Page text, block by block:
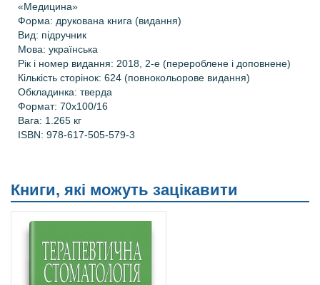
«Медицина»
Форма: друкована книга (видання)
Вид: підручник
Мова: українська
Рік і номер видання: 2018, 2-е (перероблене і доповнене)
Кількість сторінок: 624 (повнокольорове видання)
Обкладинка: тверда
Формат: 70х100/16
Вага: 1.265 кг
ISBN: 978-617-505-579-3
Книги, які можуть зацікавити